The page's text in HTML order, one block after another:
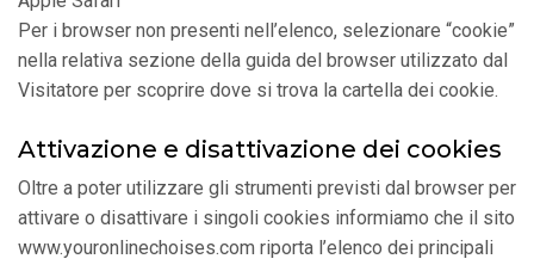
Per i browser non presenti nell’elenco, selezionare “cookie”
nella relativa sezione della guida del browser utilizzato dal
Visitatore per scoprire dove si trova la cartella dei cookie.
Attivazione e disattivazione dei cookies
Oltre a poter utilizzare gli strumenti previsti dal browser per
attivare o disattivare i singoli cookies informiamo che il sito
www.youronlinechoises.com riporta l’elenco dei principali